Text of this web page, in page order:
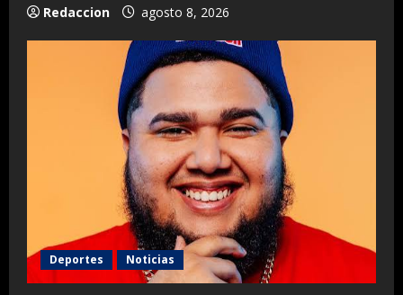
Redaccion agosto 8, 2026
Deportes Noticias